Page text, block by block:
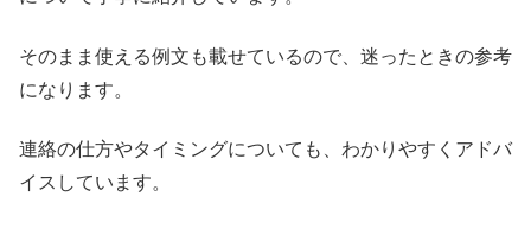
そのまま使える例文も載せているので、迷ったときの参考
になります。
連絡の仕方やタイミングについても、わかりやすくアドバ
イスしています。